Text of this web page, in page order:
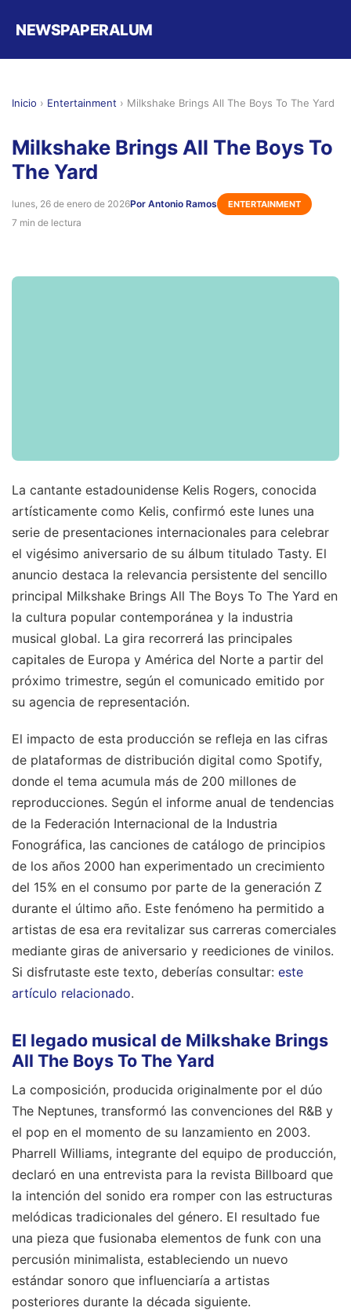
NEWSPAPERALUM
Inicio › Entertainment › Milkshake Brings All The Boys To The Yard
Milkshake Brings All The Boys To
The Yard
lunes, 26 de enero de 2026Por Antonio Ramos ENTERTAINMENT
7 min de lectura
La cantante estadounidense Kelis Rogers, conocida
artísticamente como Kelis, confirmó este lunes una
serie de presentaciones internacionales para celebrar
el vigésimo aniversario de su álbum titulado Tasty. El
anuncio destaca la relevancia persistente del sencillo
principal Milkshake Brings All The Boys To The Yard en
la cultura popular contemporánea y la industria
musical global. La gira recorrerá las principales
capitales de Europa y América del Norte a partir del
próximo trimestre, según el comunicado emitido por
su agencia de representación.
El impacto de esta producción se refleja en las cifras
de plataformas de distribución digital como Spotify,
donde el tema acumula más de 200 millones de
reproducciones. Según el informe anual de tendencias
de la Federación Internacional de la Industria
Fonográfica, las canciones de catálogo de principios
de los años 2000 han experimentado un crecimiento
del 15% en el consumo por parte de la generación Z
durante el último año. Este fenómeno ha permitido a
artistas de esa era revitalizar sus carreras comerciales
mediante giras de aniversario y reediciones de vinilos.
Si disfrutaste este texto, deberías consultar: este
artículo relacionado.
El legado musical de Milkshake Brings
All The Boys To The Yard
La composición, producida originalmente por el dúo
The Neptunes, transformó las convenciones del R&B y
el pop en el momento de su lanzamiento en 2003.
Pharrell Williams, integrante del equipo de producción,
declaró en una entrevista para la revista Billboard que
la intención del sonido era romper con las estructuras
melódicas tradicionales del género. El resultado fue
una pieza que fusionaba elementos de funk con una
percusión minimalista, estableciendo un nuevo
estándar sonoro que influenciaría a artistas
posteriores durante la década siguiente.